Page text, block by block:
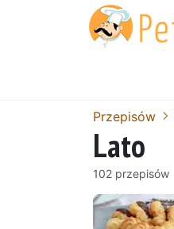
Przepisów
Lato
102 przepisów